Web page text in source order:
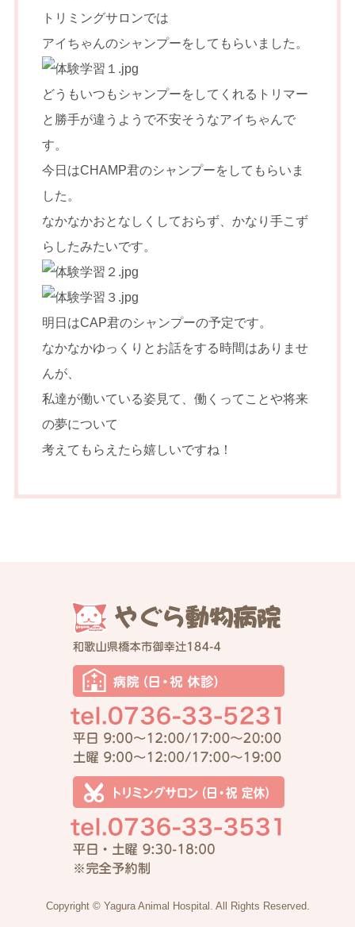
トリミングサロンでは
アイちゃんのシャンプーをしてもらいました。
どうもいつもシャンプーをしてくれるトリマー
と勝手が違うようで不安そうなアイちゃんで
す。
今日はCHAMP君のシャンプーをしてもらいま
した。
なかなかおとなしくしておらず、かなり手こず
らしたみたいです。
明日はCAP君のシャンプーの予定です。
なかなかゆっくりとお話をする時間はありませ
んが、
私達が働いている姿見て、働くってことや将来
の夢について
考えてもらえたら嬉しいですね！
Copyright © Yagura Animal Hospital. All Rights Reserved.